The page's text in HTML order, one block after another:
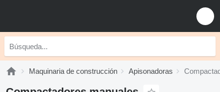
Maquinaria de construcción Apisonadoras